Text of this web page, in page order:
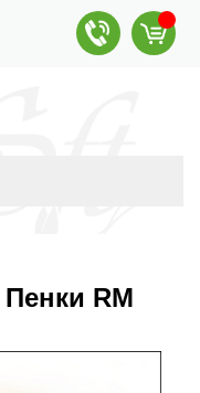
RM